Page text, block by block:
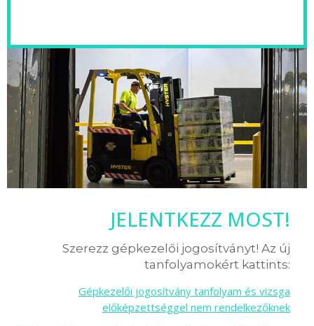
JELENTKEZZ MOST!
Szerezz gépkezelői jogosítványt! Az új
tanfolyamokért kattints:
Gépkezelői jogosítvány tanfolyam és vizsga
előképzettséggel nem rendelkezőknek